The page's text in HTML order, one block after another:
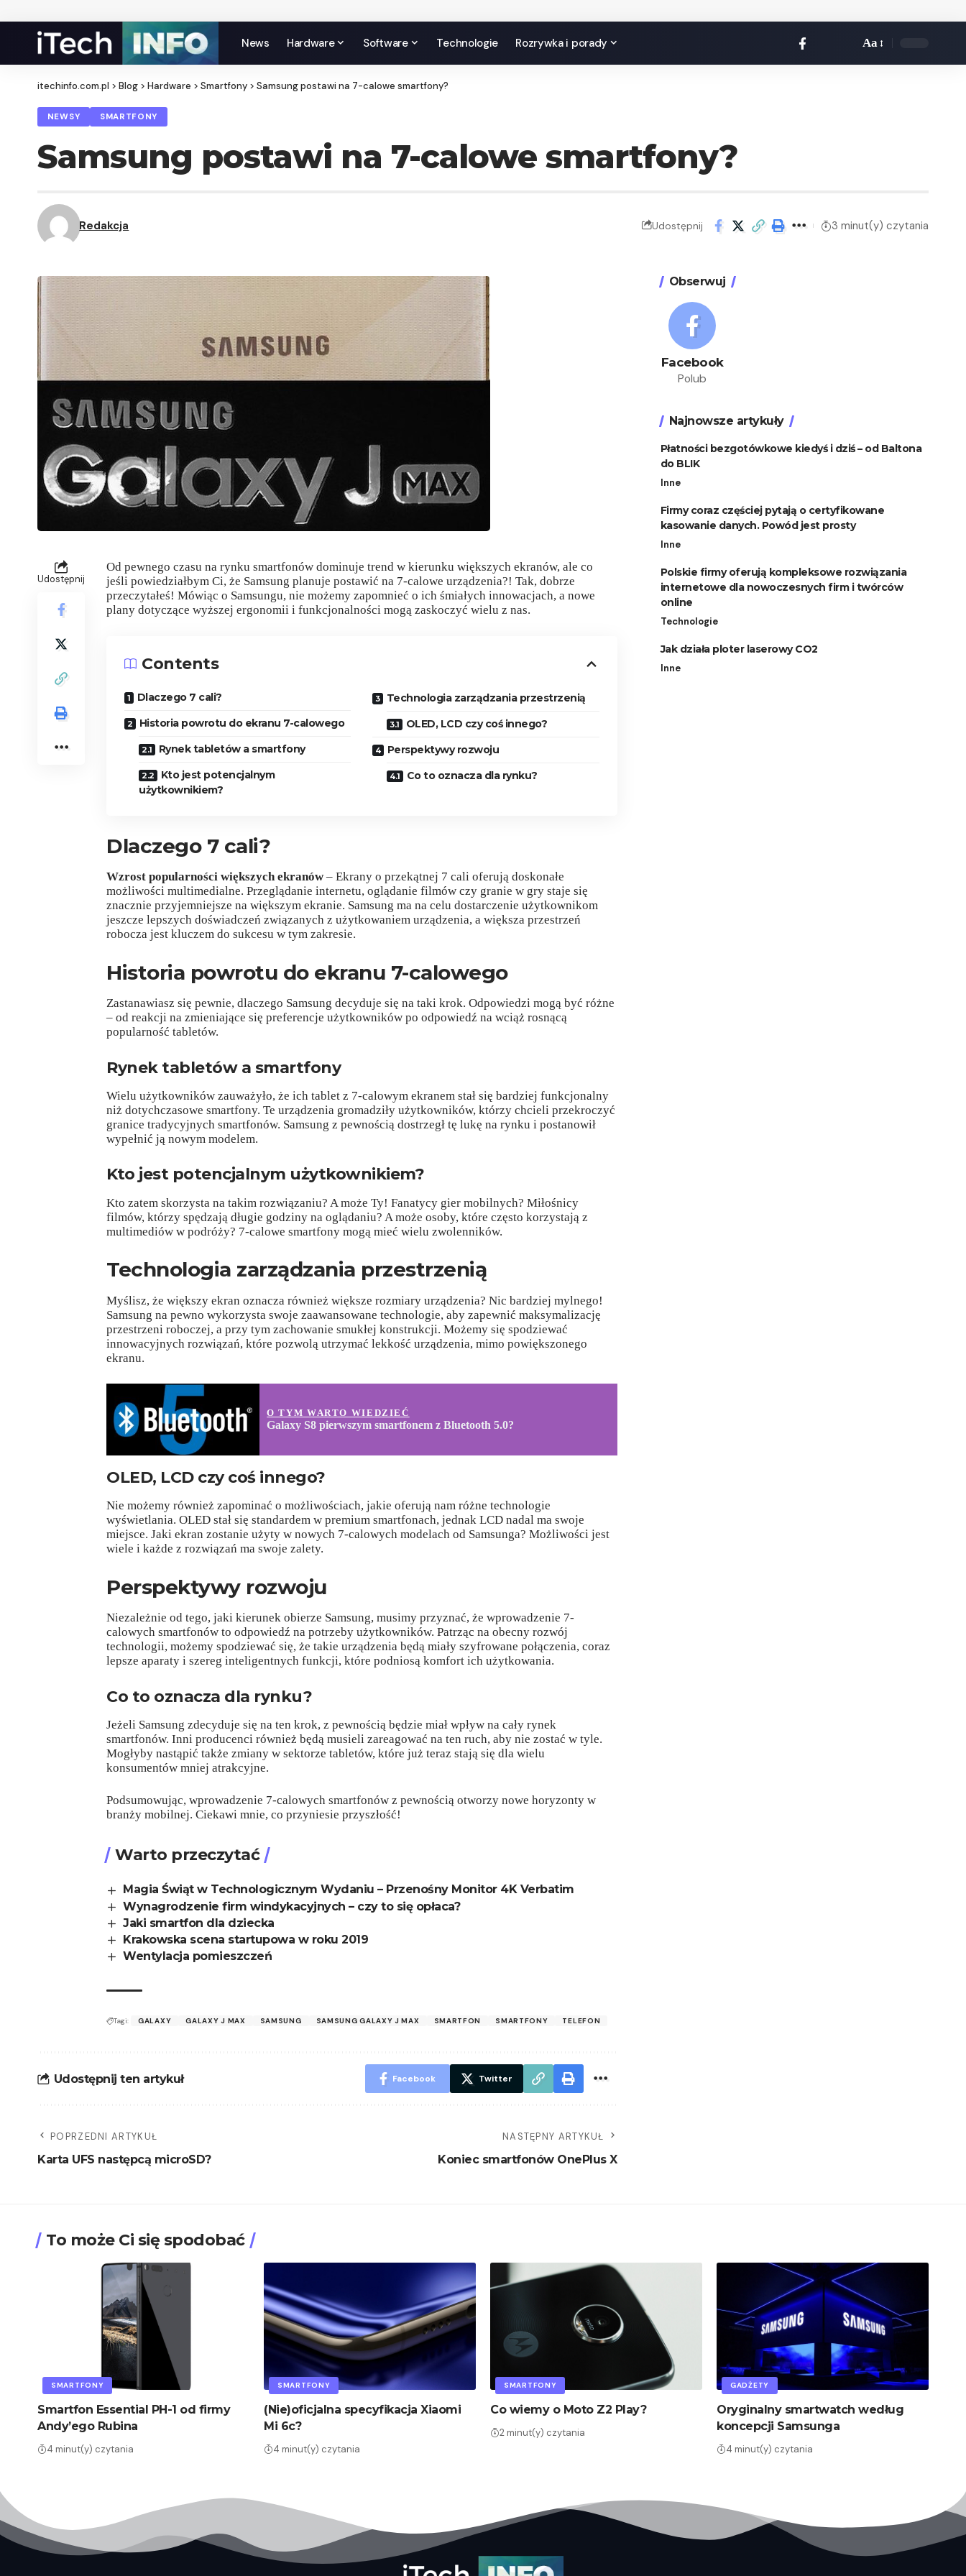
News Hardware Software Technologie Rozrywka i porady Aa
itechinfo.com.pl > Blog > Hardware > Smartfony > Samsung postawi na 7-calowe smartfony?
NEWSY SMARTFONY
Samsung postawi na 7-calowe smartfony?
Redakcja Udostępnij 3 minut(y) czytania
Udostępnij
Od pewnego czasu na rynku smartfonów dominuje trend w kierunku większych ekranów, ale co
jeśli powiedziałbym Ci, że Samsung planuje postawić na 7-calowe urządzenia?! Tak, dobrze
przeczytałeś! Mówiąc o Samsungu, nie możemy zapomnieć o ich śmiałych innowacjach, a nowe
plany dotyczące wyższej ergonomii i funkcjonalności mogą zaskoczyć wielu z nas.
Contents
Dlaczego 7 cali?
Historia powrotu do ekranu 7-calowego
Rynek tabletów a smartfony
Kto jest potencjalnym
użytkownikiem?
Technologia zarządzania przestrzenią
OLED, LCD czy coś innego?
Perspektywy rozwoju
Co to oznacza dla rynku?
Dlaczego 7 cali?
Wzrost popularności większych ekranów – Ekrany o przekątnej 7 cali oferują doskonałe
możliwości multimedialne. Przeglądanie internetu, oglądanie filmów czy granie w gry staje się
znacznie przyjemniejsze na większym ekranie. Samsung ma na celu dostarczenie użytkownikom
jeszcze lepszych doświadczeń związanych z użytkowaniem urządzenia, a większa przestrzeń
robocza jest kluczem do sukcesu w tym zakresie.
Historia powrotu do ekranu 7-calowego
Zastanawiasz się pewnie, dlaczego Samsung decyduje się na taki krok. Odpowiedzi mogą być różne
– od reakcji na zmieniające się preferencje użytkowników po odpowiedź na wciąż rosnącą
popularność tabletów.
Rynek tabletów a smartfony
Wielu użytkowników zauważyło, że ich tablet z 7-calowym ekranem stał się bardziej funkcjonalny
niż dotychczasowe smartfony. Te urządzenia gromadziły użytkowników, którzy chcieli przekroczyć
granice tradycyjnych smartfonów. Samsung z pewnością dostrzegł tę lukę na rynku i postanowił
wypełnić ją nowym modelem.
Kto jest potencjalnym użytkownikiem?
Kto zatem skorzysta na takim rozwiązaniu? A może Ty! Fanatycy gier mobilnych? Miłośnicy
filmów, którzy spędzają długie godziny na oglądaniu? A może osoby, które często korzystają z
multimediów w podróży? 7-calowe smartfony mogą mieć wielu zwolenników.
Technologia zarządzania przestrzenią
Myślisz, że większy ekran oznacza również większe rozmiary urządzenia? Nic bardziej mylnego!
Samsung na pewno wykorzysta swoje zaawansowane technologie, aby zapewnić maksymalizację
przestrzeni roboczej, a przy tym zachowanie smukłej konstrukcji. Możemy się spodziewać
innowacyjnych rozwiązań, które pozwolą utrzymać lekkość urządzenia, mimo powiększonego
ekranu.
O TYM WARTO WIEDZIEĆ
Galaxy S8 pierwszym smartfonem z Bluetooth 5.0?
OLED, LCD czy coś innego?
Nie możemy również zapominać o możliwościach, jakie oferują nam różne technologie
wyświetlania. OLED stał się standardem w premium smartfonach, jednak LCD nadal ma swoje
miejsce. Jaki ekran zostanie użyty w nowych 7-calowych modelach od Samsunga? Możliwości jest
wiele i każde z rozwiązań ma swoje zalety.
Perspektywy rozwoju
Niezależnie od tego, jaki kierunek obierze Samsung, musimy przyznać, że wprowadzenie 7-
calowych smartfonów to odpowiedź na potrzeby użytkowników. Patrząc na obecny rozwój
technologii, możemy spodziewać się, że takie urządzenia będą miały szyfrowane połączenia, coraz
lepsze aparaty i szereg inteligentnych funkcji, które podniosą komfort ich użytkowania.
Co to oznacza dla rynku?
Jeżeli Samsung zdecyduje się na ten krok, z pewnością będzie miał wpływ na cały rynek
smartfonów. Inni producenci również będą musieli zareagować na ten ruch, aby nie zostać w tyle.
Mogłyby nastąpić także zmiany w sektorze tabletów, które już teraz stają się dla wielu
konsumentów mniej atrakcyjne.
Podsumowując, wprowadzenie 7-calowych smartfonów z pewnością otworzy nowe horyzonty w
branży mobilnej. Ciekawi mnie, co przyniesie przyszłość!
Warto przeczytać
Magia Świąt w Technologicznym Wydaniu – Przenośny Monitor 4K Verbatim
Wynagrodzenie firm windykacyjnych – czy to się opłaca?
Jaki smartfon dla dziecka
Krakowska scena startupowa w roku 2019
Wentylacja pomieszczeń
Tagi: GALAXY GALAXY J MAX SAMSUNG SAMSUNG GALAXY J MAX SMARTFON SMARTFONY TELEFON
Udostępnij ten artykuł Facebook Twitter
POPRZEDNI ARTYKUŁ
Karta UFS następcą microSD?
NASTĘPNY ARTYKUŁ
Koniec smartfonów OnePlus X
Obserwuj
Facebook
Polub
Najnowsze artykuły
Płatności bezgotówkowe kiedyś i dziś – od Baltona
do BLIK
Inne
Firmy coraz częściej pytają o certyfikowane
kasowanie danych. Powód jest prosty
Inne
Polskie firmy oferują kompleksowe rozwiązania
internetowe dla nowoczesnych firm i twórców
online
Technologie
Jak działa ploter laserowy CO2
Inne
To może Ci się spodobać
SMARTFONY
Smartfon Essential PH-1 od firmy
Andy’ego Rubina
4 minut(y) czytania
SMARTFONY
(Nie)oficjalna specyfikacja Xiaomi
Mi 6c?
4 minut(y) czytania
SMARTFONY
Co wiemy o Moto Z2 Play?
2 minut(y) czytania
GADŻETY
Oryginalny smartwatch według
koncepcji Samsunga
4 minut(y) czytania